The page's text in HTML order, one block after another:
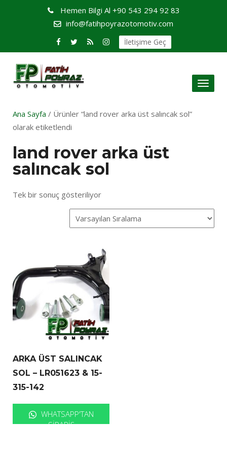
Hemen Bilgi Al +90 543 294 92 83
info@fatihpoyrazotomotiv.com
İletişime Geç
Toggle
Ana Sayfa / Ürünler “land rover arka üst salıncak sol”
olarak etiketlendi
land rover arka üst
salıncak sol
Tek bir sonuç gösteriliyor
ARKA ÜST SALINCAK
SOL – LR051623 & 15-
315-142
WHATSAPP'TAN
SIPARIŞ